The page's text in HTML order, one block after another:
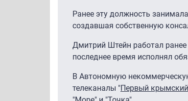
Ранее эту должность
создавшая собственную
Дмитрий Штейн работал
последнее время исполнял
В Автономную
телеканалы "Первый крымский